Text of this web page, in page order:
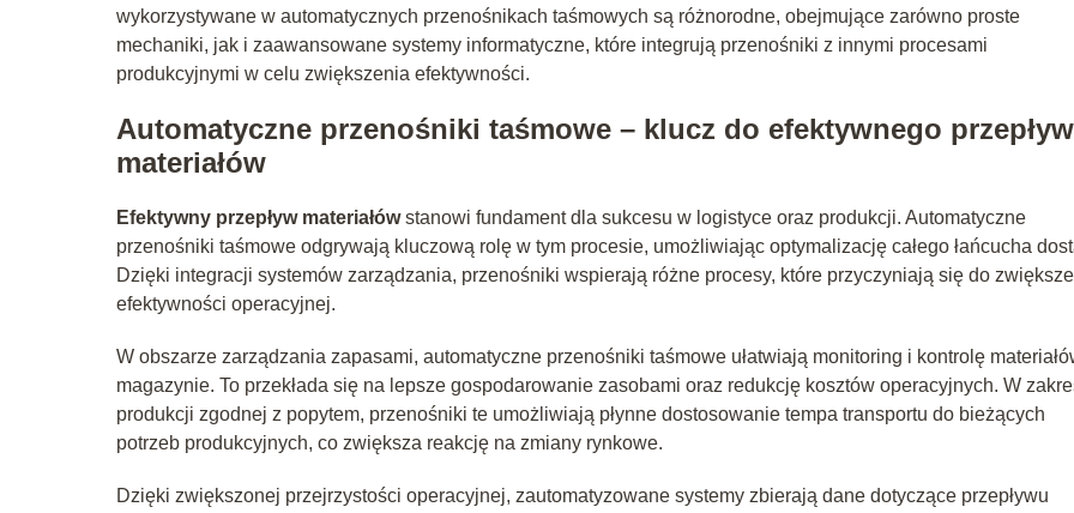
wykorzystywane w automatycznych przenośnikach taśmowych są różnorodne, obejmujące zarówno proste
mechaniki, jak i zaawansowane systemy informatyczne, które integrują przenośniki z innymi procesami
produkcyjnymi w celu zwiększenia efektywności.
Automatyczne przenośniki taśmowe – klucz do efektywnego
materiałów
Efektywny przepływ materiałówstanowi fundament dla sukcesu w logistyce oraz produkcji. Automatyczne
przenośniki taśmowe odgrywają kluczową rolę w tym procesie, umożliwiając optymalizację całego łańcucha
Dzięki integracji systemów zarządzania, przenośniki wspierają różne procesy, które przyczyniają się do
efektywności operacyjnej.
W obszarze zarządzania zapasami, automatyczne przenośniki taśmowe ułatwiają monitoring i kontrolę
magazynie. To przekłada się na lepsze gospodarowanie zasobami oraz redukcję kosztów operacyjnych. W
produkcji zgodnej z popytem, przenośniki te umożliwiają płynne dostosowanie tempa transportu do bieżących
potrzeb produkcyjnych, co zwiększa reakcję na zmiany rynkowe.
Dzięki zwiększonej przejrzystości operacyjnej, zautomatyzowane systemy zbierają dane dotyczące przepływu